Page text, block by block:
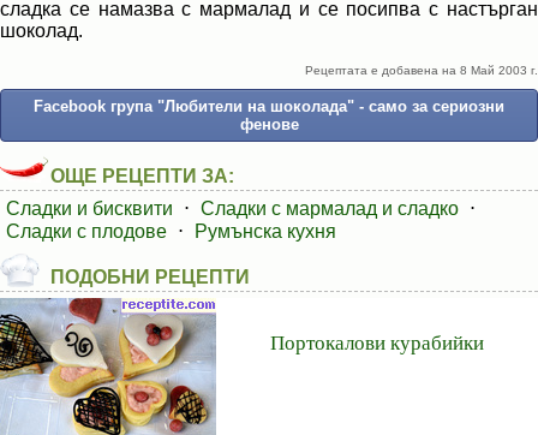
сладка се намазва с мармалад и се посипва с настърган
шоколад.
Рецептата е добавена на 8 Май 2003 г.
Facebook група "Любители на шоколада" - само за сериозни
фенове
ОЩЕ РЕЦЕПТИ ЗА:
Сладки и бисквити
⋅ Сладки с мармалад и сладко ⋅
Сладки с плодове ⋅ Румънска кухня
ПОДОБНИ РЕЦЕПТИ
Портокалови курабийки